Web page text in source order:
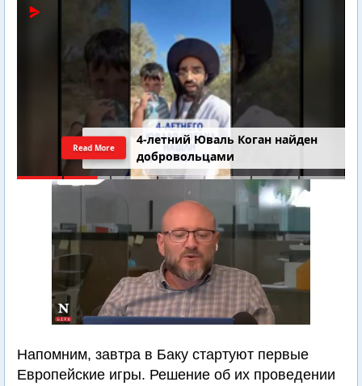
4-летний Юваль Коган найден
добровольцами
Read More
Напомним, завтра в Баку стартуют первые
Европейские игры. Решение об их проведении